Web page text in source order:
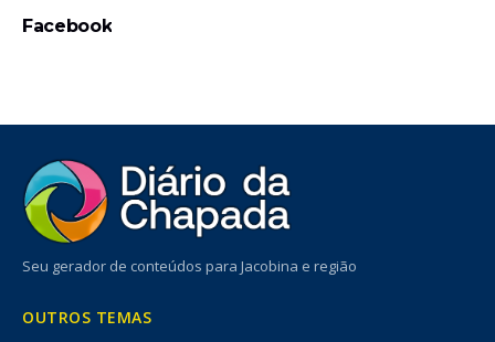
Facebook
Seu gerador de conteúdos para Jacobina e região
OUTROS TEMAS